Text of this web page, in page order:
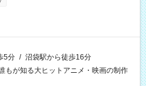
5分 / 沼袋駅から徒歩16分
もが知る大ヒットアニメ・映画の制作